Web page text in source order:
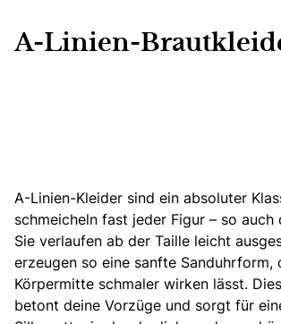
A-Linien-
A-Linien-Kleider sind ein absoluter
schmeicheln fast jeder Figur – so
Sie verlaufen ab der Taille leicht
erzeugen so eine sanfte Sanduhrform,
Körpermitte schmaler wirken lässt.
betont deine Vorzüge und sorgt für